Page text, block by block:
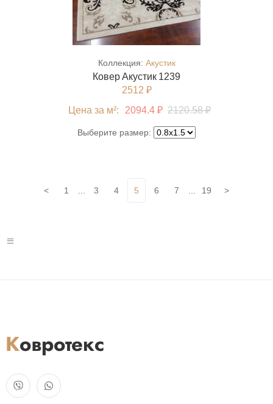
Коллекция: Акустик
Ковер Акустик 1239
2512 ₽
Цена за м²:
2094.4 ₽ 2120.58 ₽
Выберите размер:
< 1 3 4 5 6 7 19 >